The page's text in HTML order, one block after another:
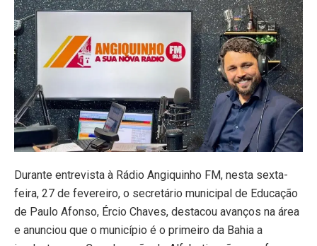
Durante entrevista à Rádio Angiquinho FM, nesta sexta-
feira, 27 de fevereiro, o secretário municipal de Educação
de Paulo Afonso, Ércio Chaves, destacou avanços na área
e anunciou que o município é o primeiro da Bahia a